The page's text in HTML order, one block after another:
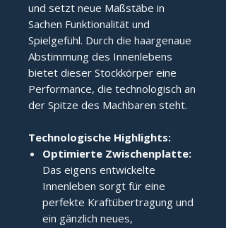
und setzt neue Maßstäbe in
Sachen Funktionalität und
Spielgefühl. Durch die haargenaue
Abstimmung des Innenlebens
bietet dieser Stockkörper eine
Performance, die technologisch an
der Spitze des Machbaren steht.
Technologische Highlights:
Optimierte Zwischenplatte:
Das eigens entwickelte
Innenleben sorgt für eine
perfekte Kraftübertragung und
ein gänzlich neues,